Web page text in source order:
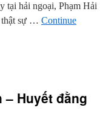
tại hải ngoại, Phạm Hải
thật sự … Continue
– Huyết đằng